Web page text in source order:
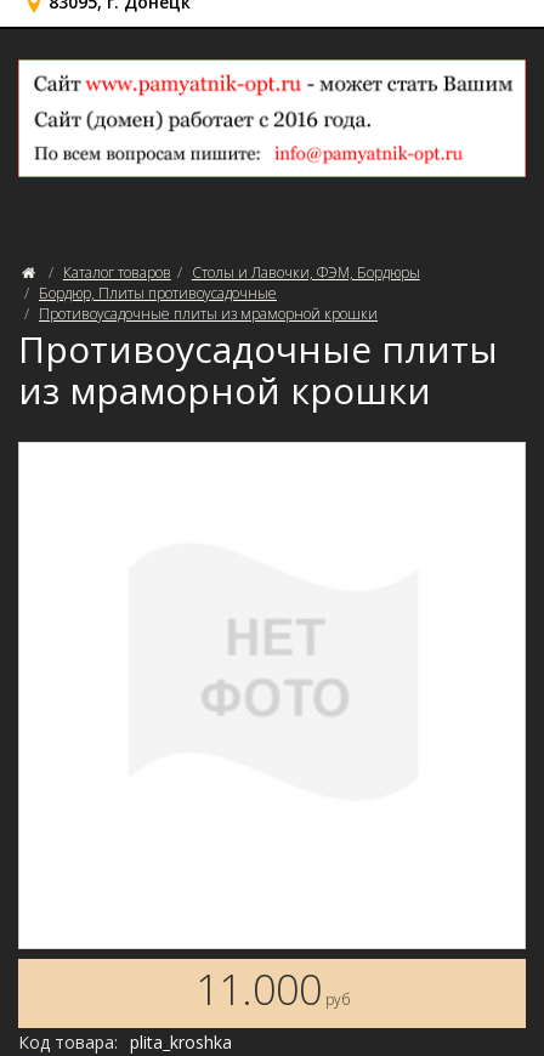
Каталог товаров
Столы и Лавочки, ФЭМ, Бордюры
Бордюр, Плиты противоусадочные
Противоусадочные плиты из мраморной крошки
Противоусадочные плиты
из мраморной крошки
11.000 руб
Код товара: plita_kroshka